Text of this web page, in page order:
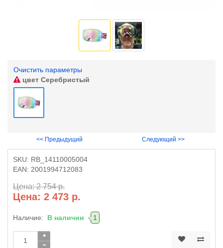
Очистить параметры
цвет Серебристый
<< Предыдущий Следующий >>
SKU: RB_14110005004
EAN: 2001994712083
Цена: 2 754 р.
Цена: 2 473 р.
Наличие: В наличии 1